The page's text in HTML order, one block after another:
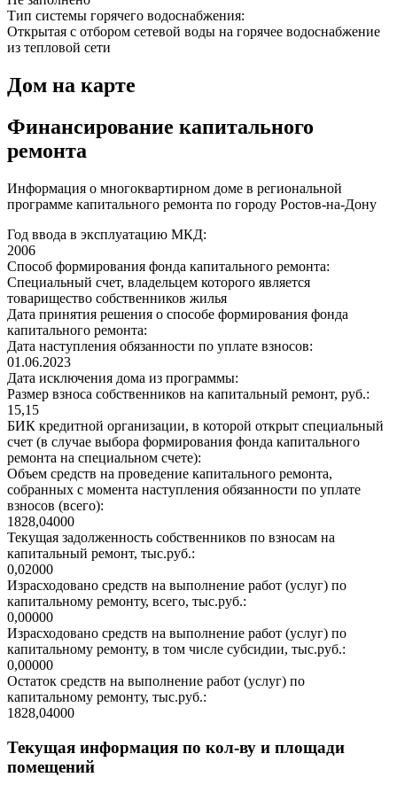
Тип системы горячего водоснабжения:
Открытая с отбором сетевой воды на горячее водоснабжение
из тепловой сети
Дом на карте
Финансирование капитального
ремонта
Информация о многоквартирном доме в региональной
программе капитального ремонта по городу Ростов-на-Дону
Год ввода в эксплуатацию МКД:
2006
Способ формирования фонда капитального ремонта:
Специальный счет, владельцем которого является
товарищество собственников жилья
Дата принятия решения о способе формирования фонда
капитального ремонта:
Дата наступления обязанности по уплате взносов:
01.06.2023
Дата исключения дома из программы:
Размер взноса собственников на капитальный ремонт, руб.:
15,15
БИК кредитной организации, в которой открыт специальный
счет (в случае выбора формирования фонда капитального
ремонта на специальном счете):
Объем средств на проведение капитального ремонта,
собранных с момента наступления обязанности по уплате
взносов (всего):
1828,04000
Текущая задолженность собственников по взносам на
капитальный ремонт, тыс.руб.:
0,02000
Израсходовано средств на выполнение работ (услуг) по
капитальному ремонту, всего, тыс.руб.:
0,00000
Израсходовано средств на выполнение работ (услуг) по
капитальному ремонту, в том числе субсидии, тыс.руб.:
0,00000
Остаток средств на выполнение работ (услуг) по
капитальному ремонту, тыс.руб.:
1828,04000
Текущая информация по кол-ву и площади
помещений